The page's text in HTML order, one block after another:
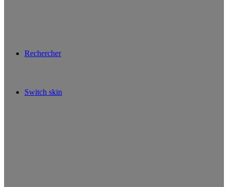
Rechercher
Switch skin